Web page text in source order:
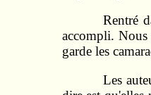
Rentré
accompli.
garde les
Les